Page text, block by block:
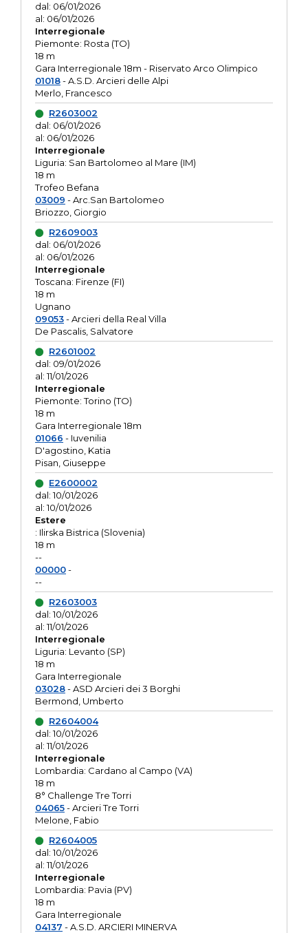
dal: 06/01/2026
al: 06/01/2026
Interregionale
Piemonte: Rosta (TO)
18 m
Gara Interregionale 18m - Riservato Arco Olimpico
01018- A.S.D. Arcieri delle Alpi
Merlo, Francesco
R2603002
dal: 06/01/2026
al: 06/01/2026
Interregionale
Liguria: San Bartolomeo al Mare (IM)
18 m
Trofeo Befana
03009 - Arc.San Bartolomeo
Briozzo, Giorgio
R2609003
dal: 06/01/2026
al: 06/01/2026
Interregionale
Toscana: Firenze (FI)
18 m
Ugnano
09053- Arcieri della Real Villa
De Pascalis, Salvatore
R2601002
dal: 09/01/2026
al: 11/01/2026
Interregionale
Piemonte: Torino (TO)
18 m
Gara Interregionale 18m
01066 - Iuvenilia
D'agostino, Katia
Pisan, Giuseppe
E2600002
dal: 10/01/2026
al: 10/01/2026
Estere
: Ilirska Bistrica (Slovenia)
18 m
--
00000-
--
R2603003
dal: 10/01/2026
al: 11/01/2026
Interregionale
Liguria: Levanto (SP)
18 m
Gara Interregionale
03028- ASD Arcieri dei 3 Borghi
Bermond, Umberto
R2604004
dal: 10/01/2026
al: 11/01/2026
Interregionale
Lombardia: Cardano al Campo (VA)
18 m
8° Challenge Tre Torri
04065- Arcieri Tre Torri
Melone, Fabio
R2604005
dal: 10/01/2026
al: 11/01/2026
Interregionale
Lombardia: Pavia (PV)
18 m
Gara Interregionale
04137 - A.S.D. ARCIERI MINERVA